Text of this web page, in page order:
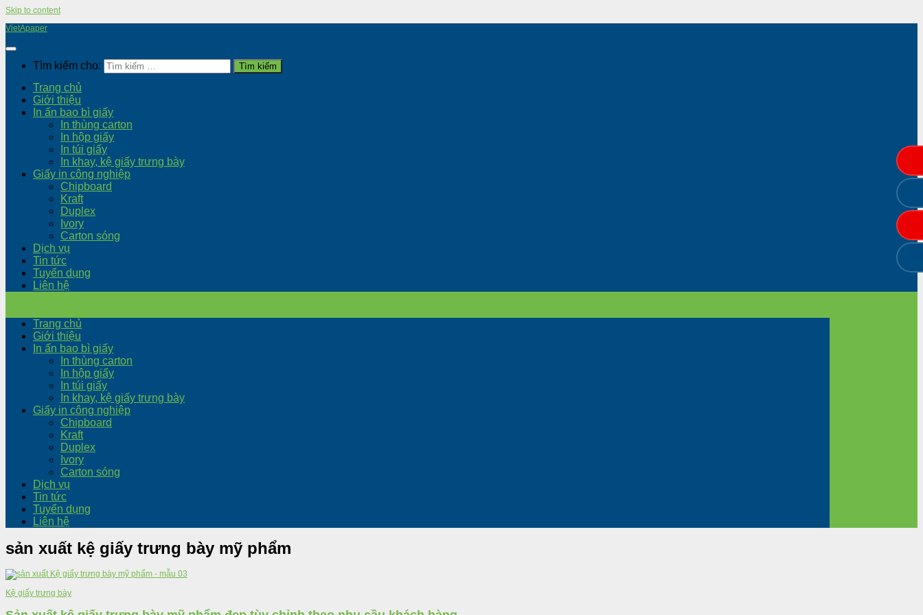
Skip to content
VietApaper
Tìm kiếm cho:
Trang chủ
Giới thiệu
In ấn bao bì giấy
In thùng carton
In hộp giấy
In túi giấy
In khay, kệ giấy trưng bày
Giấy in công nghiệp
Chipboard
Kraft
Duplex
Ivory
Carton sóng
Dịch vụ
Tin tức
Tuyển dụng
Liên hệ
Trang chủ
Giới thiệu
In ấn bao bì giấy
In thùng carton
In hộp giấy
In túi giấy
In khay, kệ giấy trưng bày
Giấy in công nghiệp
Chipboard
Kraft
Duplex
Ivory
Carton sóng
Dịch vụ
Tin tức
Tuyển dụng
Liên hệ
sản xuất kệ giấy trưng bày mỹ phẩm
Kệ giấy trưng bày